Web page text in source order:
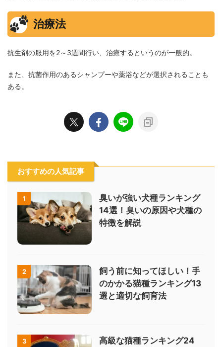
治療法
抗生剤の服用を2～3週間行い、治療するというのが一般的。
また、抗菌作用のあるシャンプーや薬浴などが選択されることも
ある。
おすすめの人気記事
1
臭いが強い犬種ランキング
14選！臭いの原因や犬種の
特徴を解説
2
飼う前に知ってほしい！手
のかかる猫種ランキング13
選と適切な飼育法
3
高級な猫種ランキング24